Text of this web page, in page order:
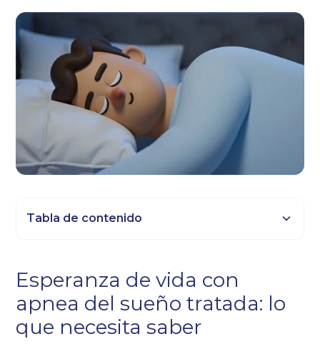
Esperanza de vida con
apnea del sueño tratada: lo
que necesita saber
Tabla de contenido
Título 3
Epígrafe 4
Epígrafe 5